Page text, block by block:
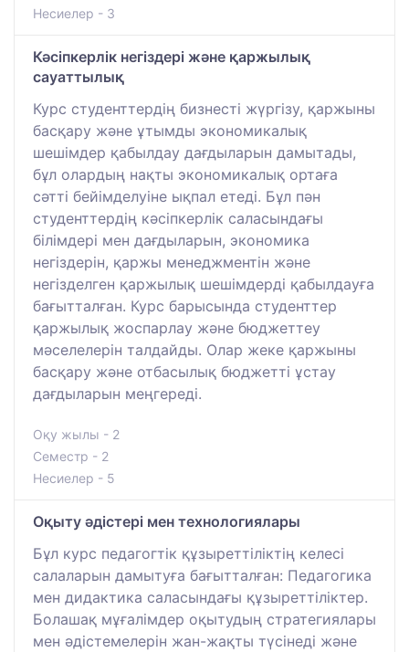
Несиелер - 3
Кәсіпкерлік негіздері және қаржылық
сауаттылық
Курс студенттердің бизнесті жүргізу, қаржыны
басқару және ұтымды экономикалық
шешімдер қабылдау дағдыларын дамытады,
бұл олардың нақты экономикалық ортаға
сәтті бейімделуіне ықпал етеді. Бұл пән
студенттердің кәсіпкерлік саласындағы
білімдері мен дағдыларын, экономика
негіздерін, қаржы менеджментін және
негізделген қаржылық шешімдерді қабылдауға
бағытталған. Курс барысында студенттер
қаржылық жоспарлау және бюджеттеу
мәселелерін талдайды. Олар жеке қаржыны
басқару және отбасылық бюджетті ұстау
дағдыларын меңгереді.
Оқу жылы - 2
Семестр - 2
Несиелер - 5
Оқыту әдістері мен технологиялары
Бұл курс педагогтік құзыреттіліктің келесі
салаларын дамытуға бағытталған: Педагогика
мен дидактика саласындағы құзыреттіліктер.
Болашақ мұғалімдер оқытудың стратегиялары
мен әдістемелерін жан-жақты түсінеді және